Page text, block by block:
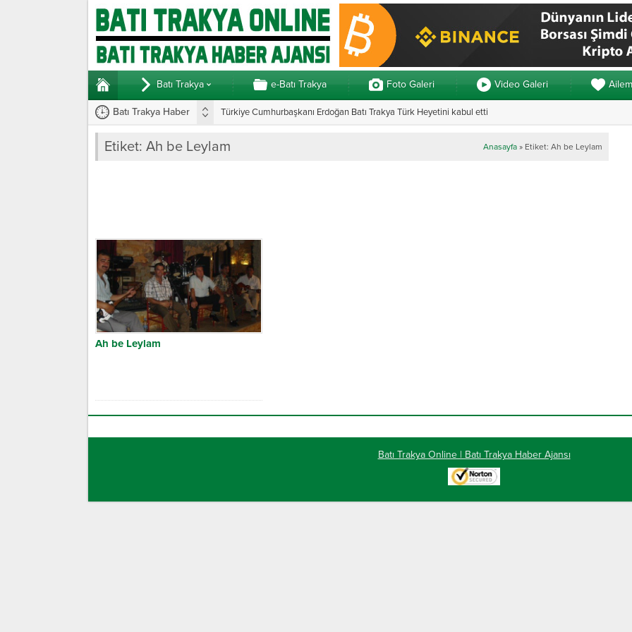
Batı Trakya e-Batı Trakya Foto Galeri Video Galeri Ailem
Batı Trakya Haber Türkiye Cumhurbaşkanı Erdoğan Batı Trakya Türk Heyetini kabul etti
Anasayfa » Etiket: Ah be Leylam
Etiket: Ah be Leylam
Ah be Leylam
Batı Trakya Online | Batı Trakya Haber Ajansı